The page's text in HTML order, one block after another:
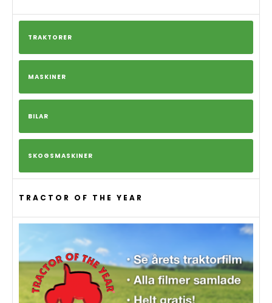
TRAKTORER
MASKINER
BILAR
SKOGSMASKINER
TRACTOR OF THE YEAR